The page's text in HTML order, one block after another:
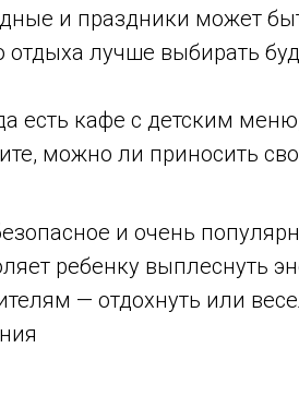
и праздники может
лучше выбирать
есть кафе с детским
можно ли приносить
и очень
ребенку выплеснуть
— отдохнуть или